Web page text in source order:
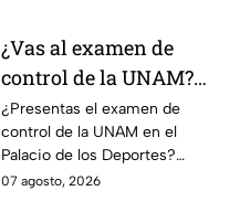
¿Vas al examen de
control de la UNAM?
Así puedes llegar al
Palacio de los Deportes
en Metro, camión y
Metrobús
¿Presentas el examen de
control de la UNAM en el
Palacio de los Deportes?
Consulta cómo llegar en
07 agosto, 2026